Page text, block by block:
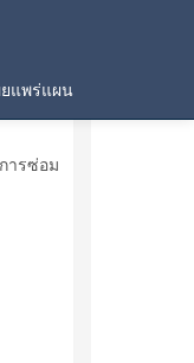
ยแพร่แผน
ารซ่อม